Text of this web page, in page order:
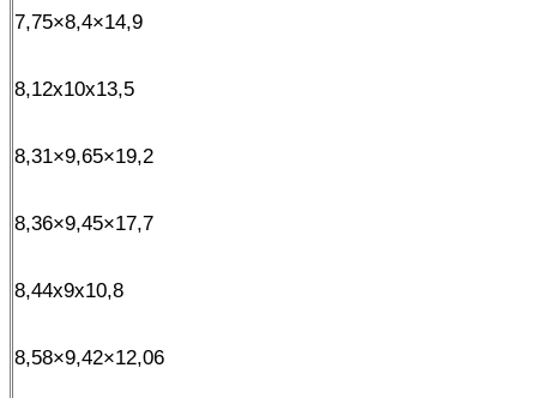
7,75×8,4×14,9
8,12x10x13,5
8,31×9,65×19,2
8,36×9,45×17,7
8,44x9x10,8
8,58×9,42×12,06